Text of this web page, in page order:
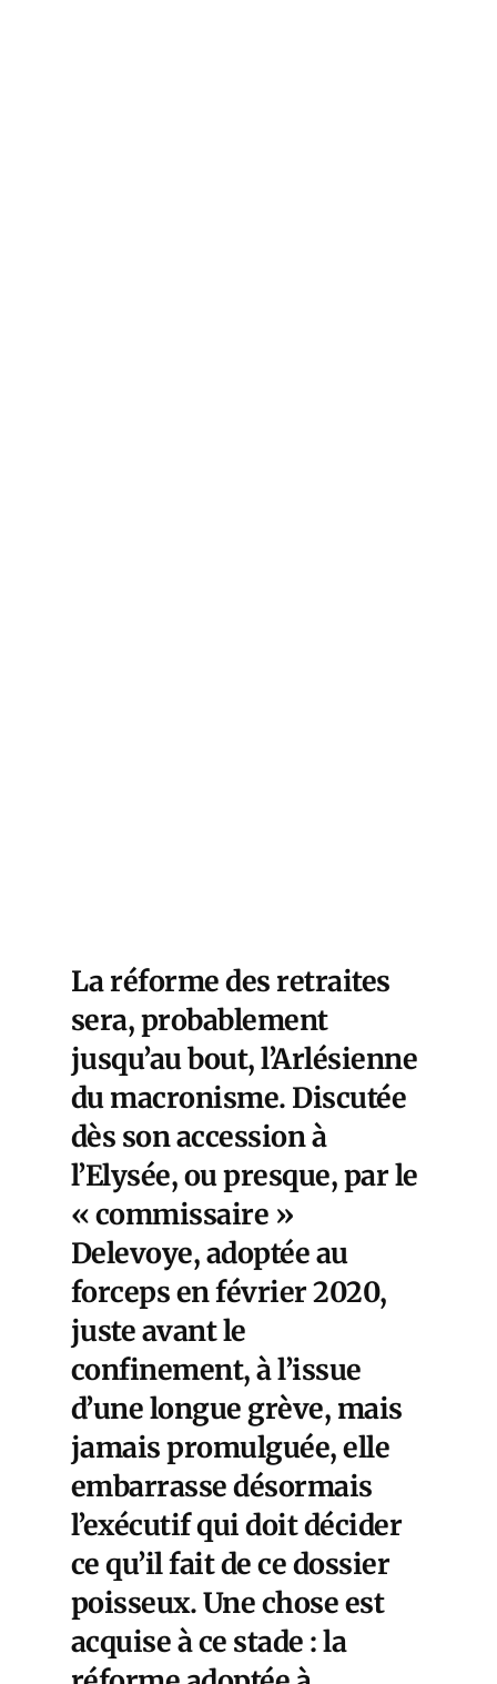
La réforme des retraites
sera, probablement
jusqu’au bout, l’Arlésienne
du macronisme. Discutée
dès son accession à
l’Elysée, ou presque, par le
« commissaire »
Delevoye, adoptée au
forceps en février 2020,
juste avant le
confinement, à l’issue
d’une longue grève, mais
jamais promulguée, elle
embarrasse désormais
l’exécutif qui doit décider
ce qu’il fait de ce dossier
poisseux. Une chose est
acquise à ce stade : la